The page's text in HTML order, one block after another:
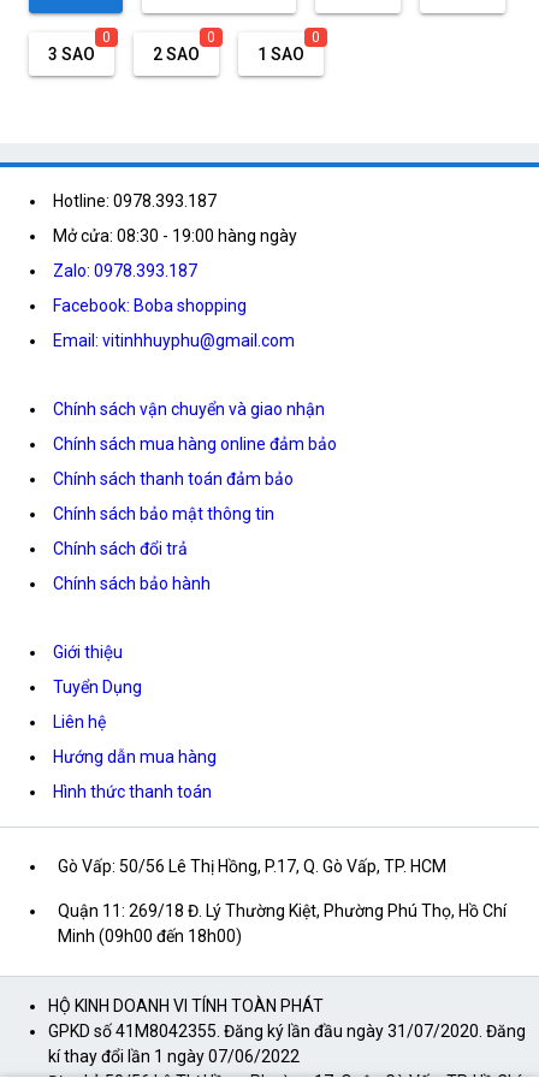
3 SAO
0
2 SAO
0
1 SAO
0
Hotline: 0978.393.187
Mở cửa: 08:30 - 19:00 hàng ngày
Zalo: 0978.393.187
Facebook: Boba shopping
Email: vitinhhuyphu@gmail.com
Chính sách vận chuyển và giao nhận
Chính sách mua hàng online đảm bảo
Chính sách thanh toán đảm bảo
Chính sách bảo mật thông tin
Chính sách đổi trả
Chính sách bảo hành
Giới thiệu
Tuyển Dụng
Liên hệ
Hướng dẫn mua hàng
Hình thức thanh toán
Gò Vấp: 50/56 Lê Thị Hồng, P.17, Q. Gò Vấp, TP. HCM
Quận 11: 269/18 Đ. Lý Thường Kiệt, Phường Phú Thọ, Hồ Chí
Minh (09h00 đến 18h00)
HỘ KINH DOANH VI TÍNH TOÀN PHÁT
GPKD số 41M8042355. Đăng ký lần đầu ngày 31/07/2020. Đăng
kí thay đổi lần 1 ngày 07/06/2022